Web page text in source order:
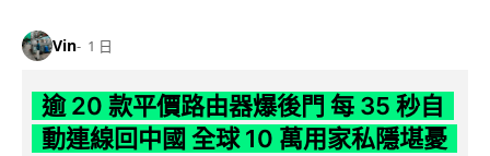
Vin 1 日
逾 20 款平價路由器爆後門 每 35 秒自
動連線回中國 全球 10 萬用家私隱堪憂